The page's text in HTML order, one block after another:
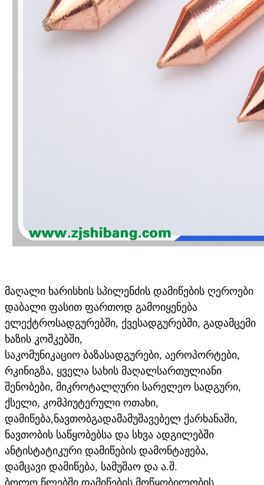
მაღალი ხარისხის სპილენძის დამიწების ღეროები
დაბალი ფასით ფართოდ გამოიყენება
ელექტროსადგურებში, ქვესადგურებში, გადამცემი
ხაზის კოშკებში,
საკომუნიკაციო ბაზასადგურები, აეროპორტები,
რკინიგზა, ყველა სახის მაღალსართულიანი
შენობები, მიკროტალღური სარელეო სადგური,
ქსელი, კომპიუტერული ოთახი,
დამიწება,ნავთობგადამამუშავებელ ქარხანაში,
ნავთობის საწყობებსა და სხვა ადგილებში
ანტისტატიკური დამიწების დამონტაჟება,
დამცავი დამიწება, სამუშაო და ა.შ.